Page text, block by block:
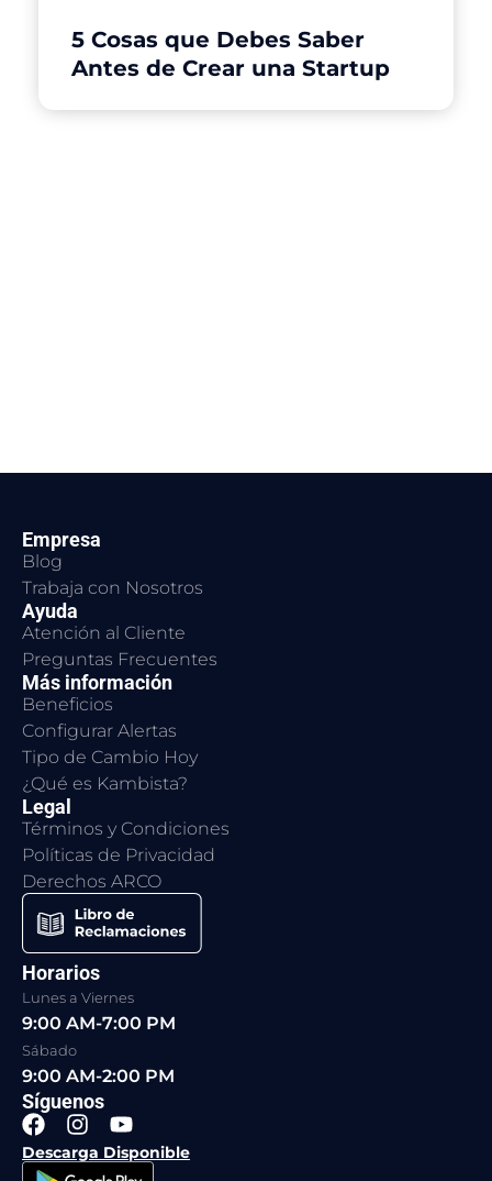
5 Cosas que Debes Saber
Antes de Crear una Startup
Empresa
Blog
Trabaja con Nosotros
Ayuda
Atención al Cliente
Preguntas Frecuentes
Más información
Beneficios
Configurar Alertas
Tipo de Cambio Hoy
¿Qué es Kambista?
Legal
Términos y Condiciones
Políticas de Privacidad
Derechos ARCO
Horarios
Lunes a Viernes
9:00 AM-7:00 PM
Sábado
9:00 AM-2:00 PM
Síguenos
F
a
c
I
n
s
Y
o
u
Descarga Disponible